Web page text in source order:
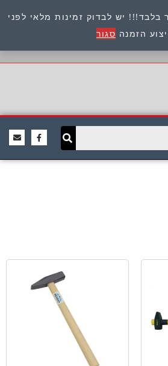
יש לבדוק זמינות מלאי לפני
הזמנה סגור
כתובת : היוזמים 9 אור יהודה שירות לקוחות 054-
8945722